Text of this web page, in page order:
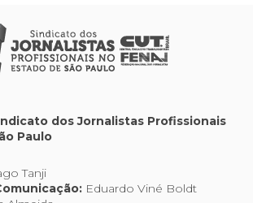
dos Jornalistas Profissionais
Paulo
Tanji
Eduardo Viné Boldt